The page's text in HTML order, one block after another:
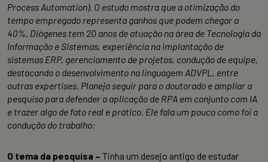
Process Automation). O estudo mostra que a otimização do
tempo empregado representa ganhos que podem chegar a
40%. Diógenes tem 20 anos de atuação na área de Tecnologia da
Informação e Sistemas, experiência na implantação de
sistemas ERP, gerenciamento de projetos, condução de equipe,
destacando o desenvolvimento na linguagem ADVPL, entre
outras expertises. Planeja seguir para o doutorado e ampliar a
pesquisa para defender a aplicação de RPA em conjunto com IA
e trazer algo de fato real e prático. Ele fala um pouco como foi a
condução do trabalho:
O tema da pesquisa – Tinha um desejo antigo de estudar